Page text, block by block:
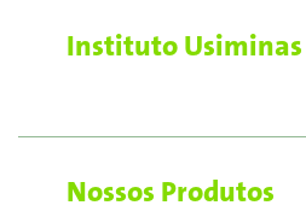
Instituto Usiminas
Nossos Produtos